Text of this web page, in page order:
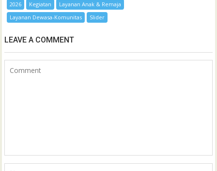
2026 Kegiatan
Layanan Anak & Remaja
Layanan Dewasa-Komunitas
Slider
LEAVE A COMMENT